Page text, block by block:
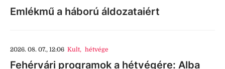
Emlékmű a háború áldozataiért
2026. 08. 07., 12:06 Kult, hétvége
Fehérvári programok a hétvégére: Alba